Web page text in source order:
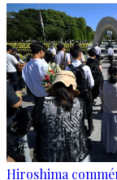
Hiroshima